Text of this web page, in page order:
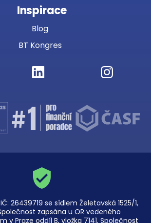
Inspirace
Blog
BT Kongres
26439719 se sídlem Želetavská 1525/1,
zapsána u OR vedeného
v Praze oddíl B, vložka 7141. Společnost